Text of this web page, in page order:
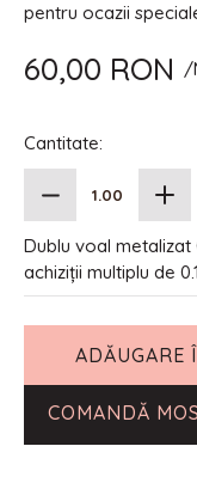
pentru ocazii
60,00 RON /
Cantitate:
Dublu voal
achiziții multiplu de
ADĂUGARE
COMANDĂ